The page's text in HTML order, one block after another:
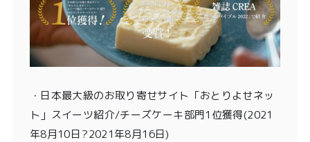
・ 日本最大級のお取り寄せサイト「おとりよせネッ
ト」スイーツ紹介/チーズケーキ部門1位獲得(2021
年8月10日?2021年8月16日)